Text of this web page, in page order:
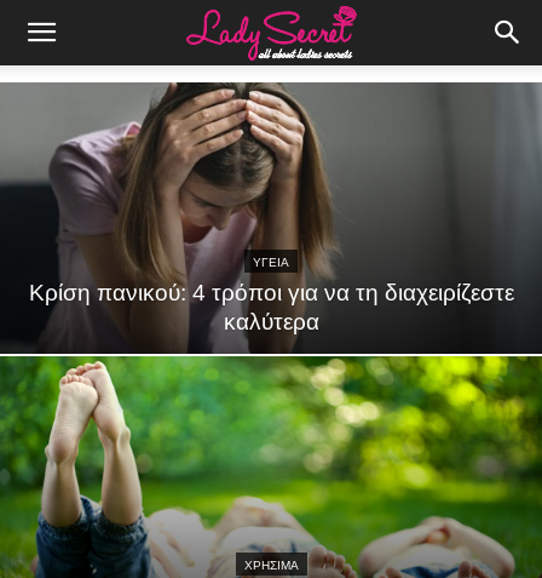
ΥΓΕΙΑ
Κρίση πανικού: 4 τρόποι για να τη διαχειρίζεστε
καλύτερα
ΧΡΗΣΙΜΑ